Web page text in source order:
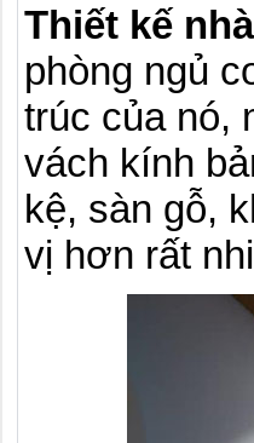
Thiết kế
phòng ngủ
trúc của nó,
vách kính
kệ, sàn gỗ,
vị hơn rất